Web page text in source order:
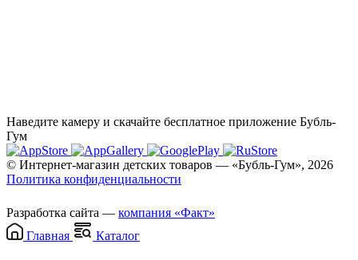
Наведите камеру и скачайте бесплатное приложение Бубль-
Гум
© Интернет-магазин детских товаров — «Бубль-Гум», 2026
Политика конфиденциальности
Разработка сайта — компания «Факт»
Главная
Каталог